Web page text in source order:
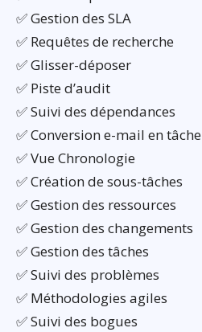
✅ Gestion des SLA
✅ Requêtes de recherche
✅ Glisser-déposer
✅ Piste d’audit
✅ Suivi des dépendances
✅ Conversion e-mail en tâche
✅ Vue Chronologie
✅ Création de sous-tâches
✅ Gestion des ressources
✅ Gestion des changements
✅ Gestion des tâches
✅ Suivi des problèmes
✅ Méthodologies agiles
✅ Suivi des bogues